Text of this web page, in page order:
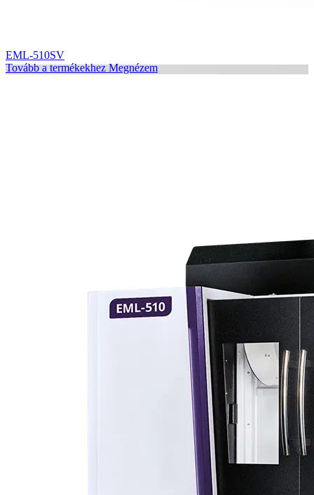
EML-510SV
Tovább a termékekhez Megnézem